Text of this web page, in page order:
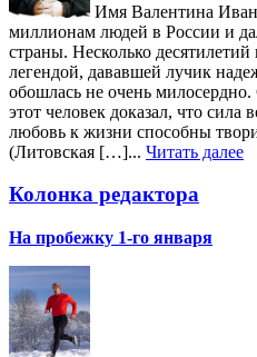
Имя Валентина
миллионам людей в России и
страны. Несколько
легендой, дававшей лучик
обошлась не очень
этот человек доказал, что сила
любовь к жизни способны
(Литовская […]... Читать далее
Колонка редактора
На пробежку 1-го января